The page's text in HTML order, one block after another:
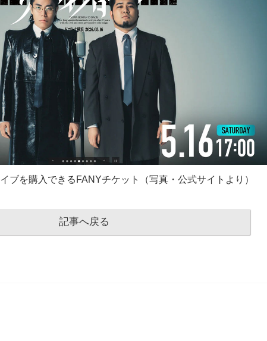
ブを購入できるFANYチケット（写真・公式サイトより）
記事へ戻る